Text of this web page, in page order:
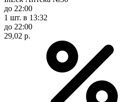
до 22:00
1 шт. в 13:32
до 22:00
29,02 р.